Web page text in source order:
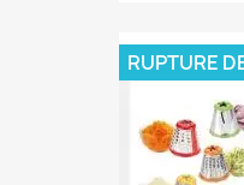
RUPTURE